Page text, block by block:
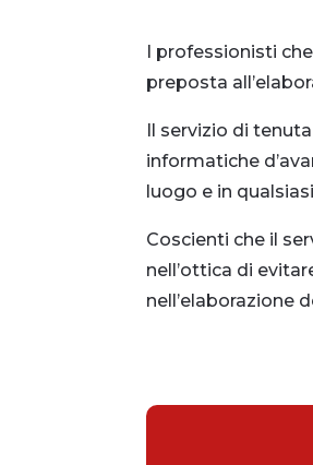
I professionisti
preposta
Il servizio di
informatiche
luogo e in
Coscienti che il
nell’ottica di
nell’elaborazione